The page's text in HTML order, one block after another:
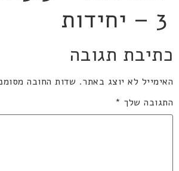
– 3 יחידות
כתיבת תגובה
האימייל לא יוצג באתר. שדות החובה
התגובה שלך *